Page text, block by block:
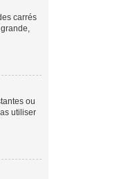
carrés
ou
utiliser